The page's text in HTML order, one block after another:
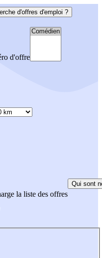
d'offres d'emploi ?
d'offre
la liste des offres
Qui sont